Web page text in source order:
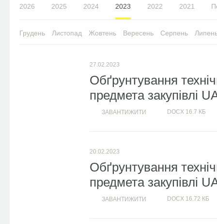
2026 2025 2024 2023 2022 2021
Грудень Листопад Жовтень Вересень Серпень
27.02.2023
Обґрунтування
предмета закупівлі
ЗАВАНТИЖИТИ DOCX 16.7 КБ
20.02.2023
Обґрунтування
предмета закупівлі
ЗАВАНТИЖИТИ DOCX 16.72 КБ